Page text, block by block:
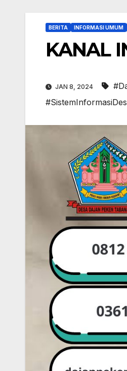
BERITA INFORMASI UMUM
KANAL
JAN 8, 2024